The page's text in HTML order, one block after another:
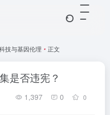
技与基因伦理 • 正文
是否违宪？
1,397 0 0